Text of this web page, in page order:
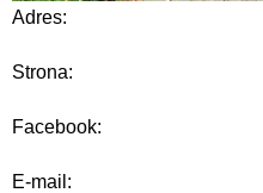
Adres:
Strona:
Facebook:
E-mail: